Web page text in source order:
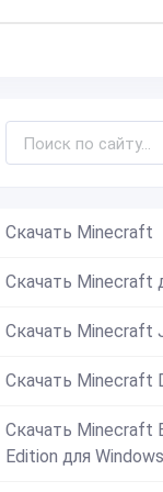
Скачать Minecraft
Скачать Minecraft
Скачать Minecraft
Скачать Minecraft
Скачать Minecraft
Edition для